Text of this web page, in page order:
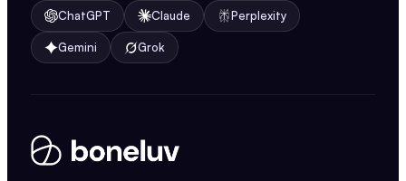
ChatGPT Claude Perplexity
Gemini Grok